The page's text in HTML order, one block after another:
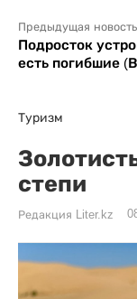
Предыдущая новость
Подросток
есть погибшие
Туризм
степи
Редакция Liter.kz